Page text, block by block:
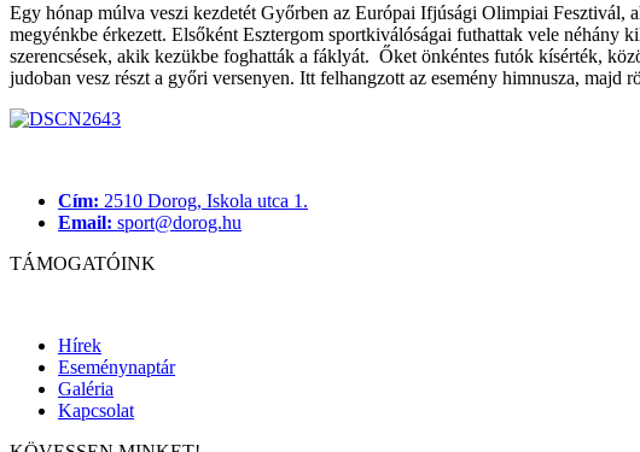
Egy hónap múlva veszi kezdetét Győrben az Európai Ifjúsági Olimpiai Fesztivál,
megyénkbe érkezett. Elsőként Esztergom sportkiválóságai futhattak vele
szerencsések, akik kezükbe foghatták a fáklyát. Őket önkéntes futók kísérték,
judoban vesz részt a győri versenyen. Itt felhangzott az esemény himnusza,
Cím: 2510 Dorog, Iskola utca 1.
Email: sport@dorog.hu
TÁMOGATÓINK
Hírek
Eseménynaptár
Galéria
Kapcsolat